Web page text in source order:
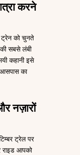
करने
को चुनते
सबसे लंबी
कहानी इसे
का
नज़ारों
ट्रेल पर
राइड आपको